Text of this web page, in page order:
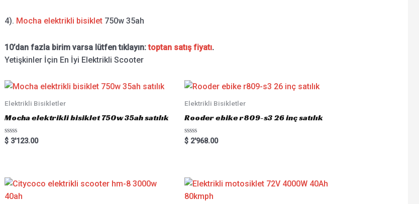
4). Mocha elektrikli bisiklet750w 35ah
10’dan fazla birim varsa lütfen tıklayın:toptan satış fiyatı.
Yetişkinler İçin En İyi Elektrikli Scooter
Elektrikli Bisikletler
Mocha elektrikli bisiklet 750w 35ah satılık
Rated
0
$3'123.00
Elektrikli Bisikletler
Rooder ebike r809-s3 26 inç satılık
Rated
0
$ 2'968.00